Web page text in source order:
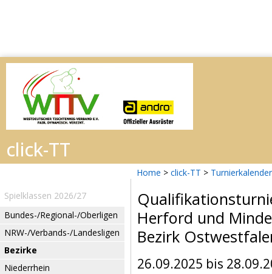
Home > click-TT > Turnierkalender
Spielklassen 2026/27
Bundes-/Regional-/Oberligen
NRW-/Verbands-/Landesligen
Bezirke
Niederrhein
Herford und
Bezirk
26.09.2025 bis